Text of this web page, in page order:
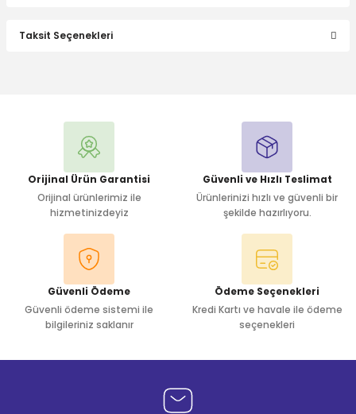
Taksit Seçenekleri
Orijinal Ürün Garantisi
Orijinal ürünlerimiz ile
hizmetinizdeyiz
Güvenli ve Hızlı Teslimat
Ürünlerinizi hızlı ve güvenli bir
şekilde hazırlıyoru.
Güvenli Ödeme
Güvenli ödeme sistemi ile
bilgileriniz saklanır
Ödeme Seçenekleri
Kredi Kartı ve havale ile ödeme
seçenekleri